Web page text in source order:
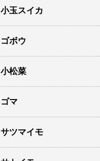
小玉スイカ
ゴボウ
小松菜
ゴマ
サツマイモ